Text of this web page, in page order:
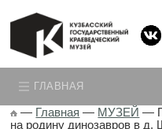
ГЛАВНАЯ
— Главная — МУЗЕЙ —
на родину динозавров в д.